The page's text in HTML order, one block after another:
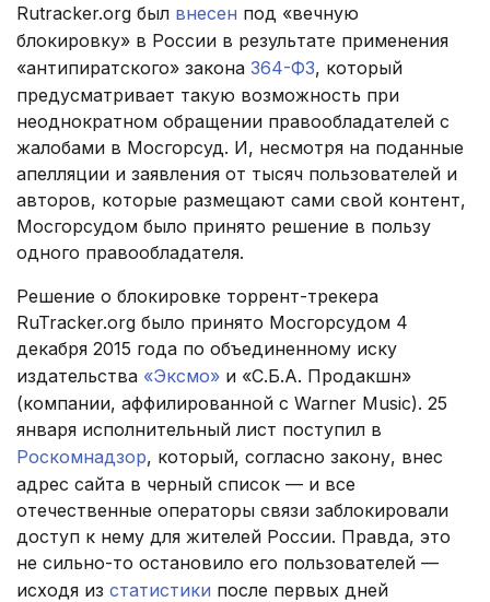
Rutracker.org был внесен под «вечную
блокировку» в России в результате применения
«антипиратского» закона 364-ФЗ, который
предусматривает такую возможность при
неоднократном обращении правообладателей с
жалобами в Мосгорсуд. И, несмотря на поданные
апелляции и заявления от тысяч пользователей и
авторов, которые размещают сами свой контент,
Мосгорсудом было принято решение в пользу
одного правообладателя.
Решение о блокировке торрент-трекера
RuTracker.org было принято Мосгорсудом 4
декабря 2015 года по объединенному иску
издательства «Эксмо» и «С.Б.А. Продакшн»
(компании, аффилированной с Warner Music). 25
января исполнительный лист поступил в
Роскомнадзор, который, согласно закону, внес
адрес сайта в черный список — и все
отечественные операторы связи заблокировали
доступ к нему для жителей России. Правда, это
не сильно-то остановило его пользователей —
исходя из статистики после первых дней